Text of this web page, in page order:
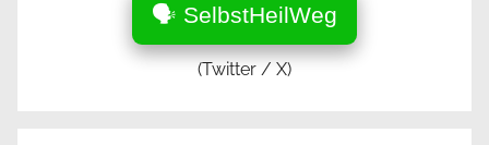
🗣️ SelbstHeilWeg
(Twitter / X)